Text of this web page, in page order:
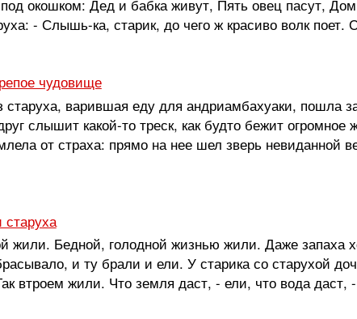
под окошком: Дед и бабка живут, Пять овец пасут,
- Слышь-ка, старик, до чего ж красиво волк
чудовище
старуха, варившая еду для андриамбахуаки, пошла
слышит какой-то треск, как будто бежит
от страха: прямо на нее шел зверь невиданной
жили. Бедной, голодной жизнью жили. Даже запаха
и ту брали и ели. У старика со старухой
втроем жили. Что земля даст, - ели, что вода